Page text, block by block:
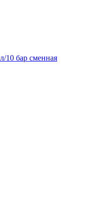
10 бар сменная